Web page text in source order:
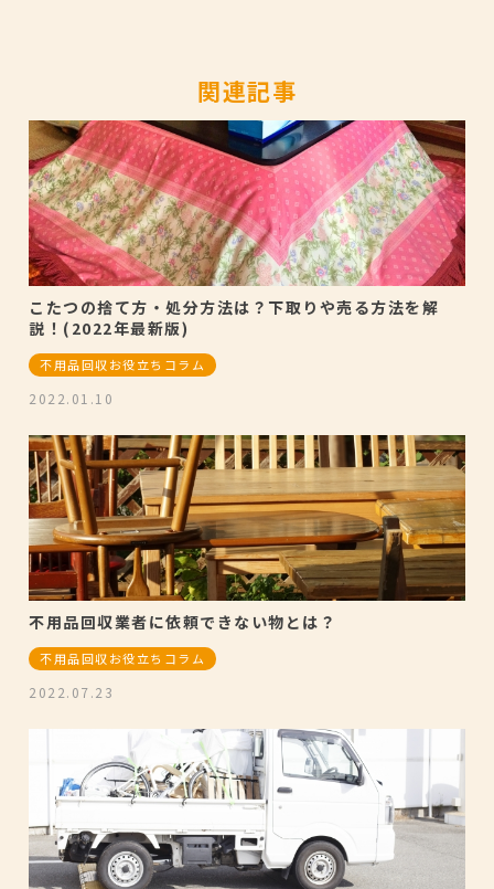
関連記事
こたつの捨て方・処分方法は？下取りや売る方法を解
説！(2022年最新版)
不用品回収お役立ちコラム
2022.01.10
不用品回収業者に依頼できない物とは？
不用品回収お役立ちコラム
2022.07.23